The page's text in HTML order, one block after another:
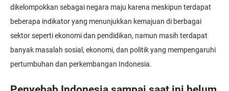
dikelompokkan sebagai negara maju karena meskipun terdapat
beberapa indikator yang menunjukkan kemajuan di berbagai
sektor seperti ekonomi dan pendidikan, namun masih terdapat
banyak masalah sosial, ekonomi, dan politik yang mempengaruhi
pertumbuhan dan perkembangan Indonesia.